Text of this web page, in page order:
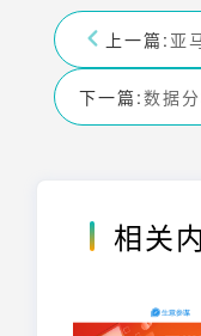
上一篇:
下一篇:
相关